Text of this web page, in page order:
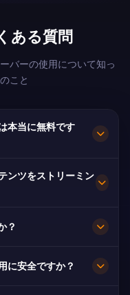
ある質問
バーの使用について知っ
こと
本当に無料です
。アンドラ・
バーを提供する
ンツをストリーミン
ドラの優れた光フ
？
ンゴルダニ、エン
に安全ですか？